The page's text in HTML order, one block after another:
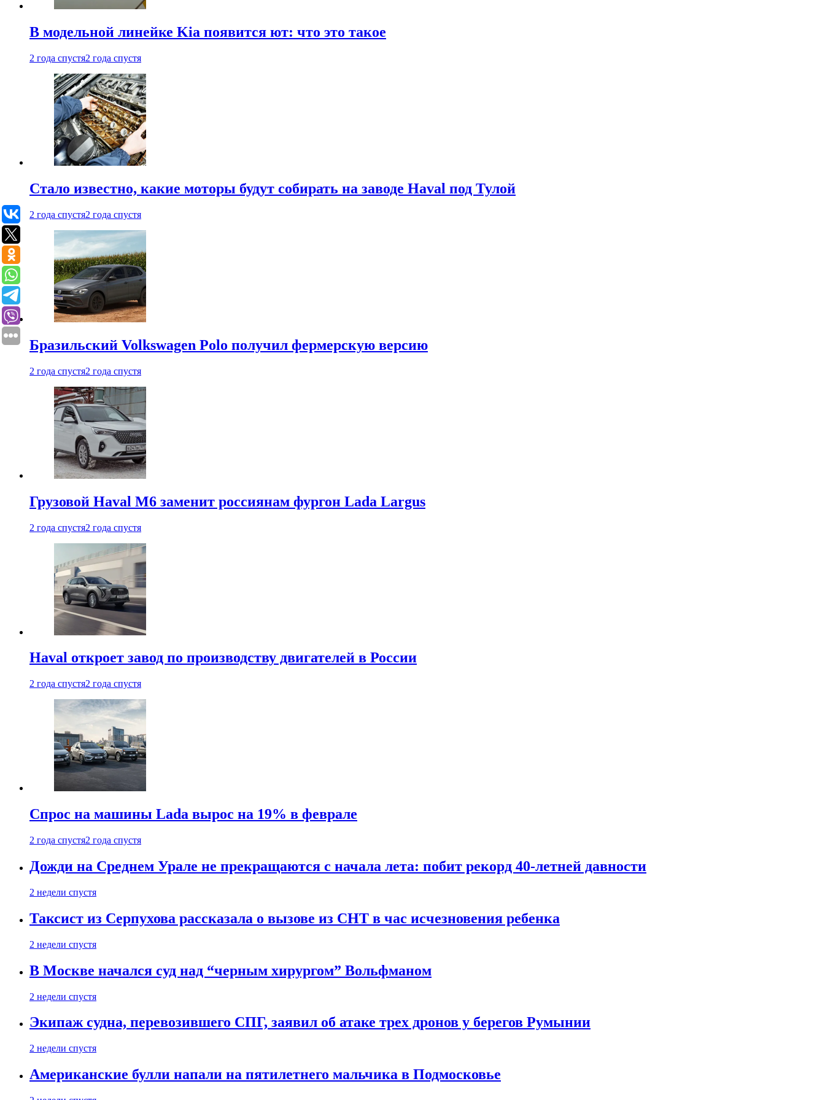
В модельной линейке Kia появится ют: что это такое
2 года спустя2 года спустя
Стало известно, какие моторы будут собирать на заводе Haval под Тулой
2 года спустя2 года спустя
Бразильский Volkswagen Polo получил фермерскую версию
2 года спустя2 года спустя
Грузовой Haval M6 заменит россиянам фургон Lada Largus
2 года спустя2 года спустя
Haval откроет завод по производству двигателей в России
2 года спустя2 года спустя
Спрос на машины Lada вырос на 19% в феврале
2 года спустя2 года спустя
Дожди на Среднем Урале не прекращаются с начала лета: побит рекорд 40-летней давности
2 недели спустя
Таксист из Серпухова рассказала о вызове из СНТ в час исчезновения ребенка
2 недели спустя
В Москве начался суд над “черным хирургом” Вольфманом
2 недели спустя
Экипаж судна, перевозившего СПГ, заявил об атаке трех дронов у берегов Румынии
2 недели спустя
Американские булли напали на пятилетнего мальчика в Подмосковье